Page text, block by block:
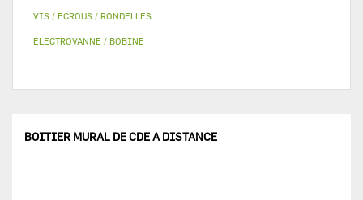
VIS / ECROUS / RONDELLES
ÉLECTROVANNE / BOBINE
BOITIER MURAL DE CDE A DISTANCE